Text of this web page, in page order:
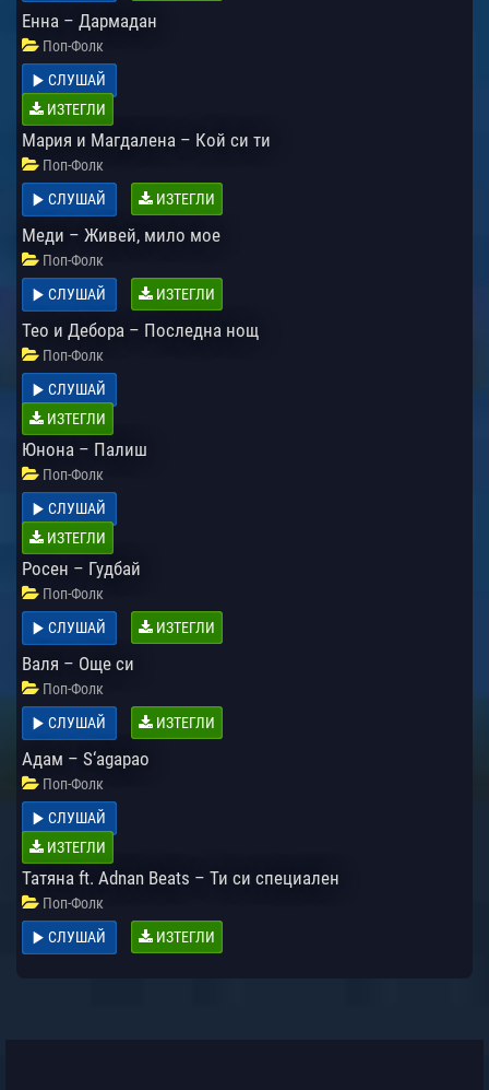
Енна – Дармадан
Поп-Фолк
СЛУШАЙ
ИЗТЕГЛИ
Мария и Магдалена – Кой си ти
Поп-Фолк
СЛУШАЙ
ИЗТЕГЛИ
Меди – Живей, мило мое
Поп-Фолк
СЛУШАЙ
ИЗТЕГЛИ
Тео и Дебора – Последна нощ
Поп-Фолк
СЛУШАЙ
ИЗТЕГЛИ
Юнона – Палиш
Поп-Фолк
СЛУШАЙ
ИЗТЕГЛИ
Росен – Гудбай
Поп-Фолк
СЛУШАЙ
ИЗТЕГЛИ
Валя – Още си
Поп-Фолк
СЛУШАЙ
ИЗТЕГЛИ
Адам – S‘agapao
Поп-Фолк
СЛУШАЙ
ИЗТЕГЛИ
Татяна ft. Adnan Beats – Ти си специален
Поп-Фолк
СЛУШАЙ
ИЗТЕГЛИ